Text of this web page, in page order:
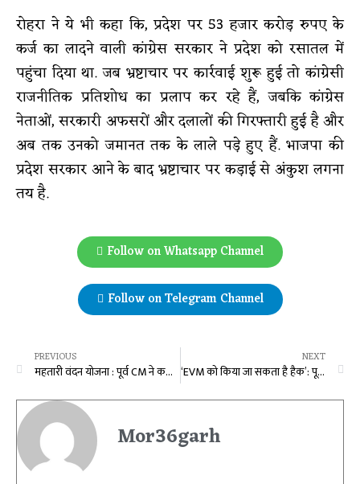
रोहरा ने ये भी कहा कि, प्रदेश पर 53 हजार करोड़ रुपए के
कर्ज का लादने वाली कांग्रेस सरकार ने प्रदेश को रसातल में
पहुंचा दिया था. जब भ्रष्टाचार पर कार्रवाई शुरू हुई तो कांग्रेसी
राजनीतिक प्रतिशोध का प्रलाप कर रहे हैं, जबकि कांग्रेस
नेताओं, सरकारी अफसरों और दलालों की गिरफ्तारी हुई है और
अब तक उनको जमानत तक के लाले पड़े हुए हैं. भाजपा की
प्रदेश सरकार आने के बाद भ्रष्टाचार पर कड़ाई से अंकुश लगना
तय है.
Follow on Whatsapp Channel
Follow on Telegram Channel
PREVIOUS
महतारी वंदन योजना : पूर्व CM ने कहा- केंद्रीय मंत्री ने कहा था रमन सिंह और भूपेश बघेल की पत्नी को भी लाभ मिलेगा, आज आप क्राइटेरिया ला रहे हो, मतलब सरकार की नियत ही नहीं है
NEXT
‘EVM को किया जा सकता है हैक’: पूर्व CM भूपेश बघेल ने ईवीएम पर उठाए सवाल, कहा- बैलट से होना चाहिए चुनाव, PM का एकाउंट हैक हो सकता है तो…
Mor36garh